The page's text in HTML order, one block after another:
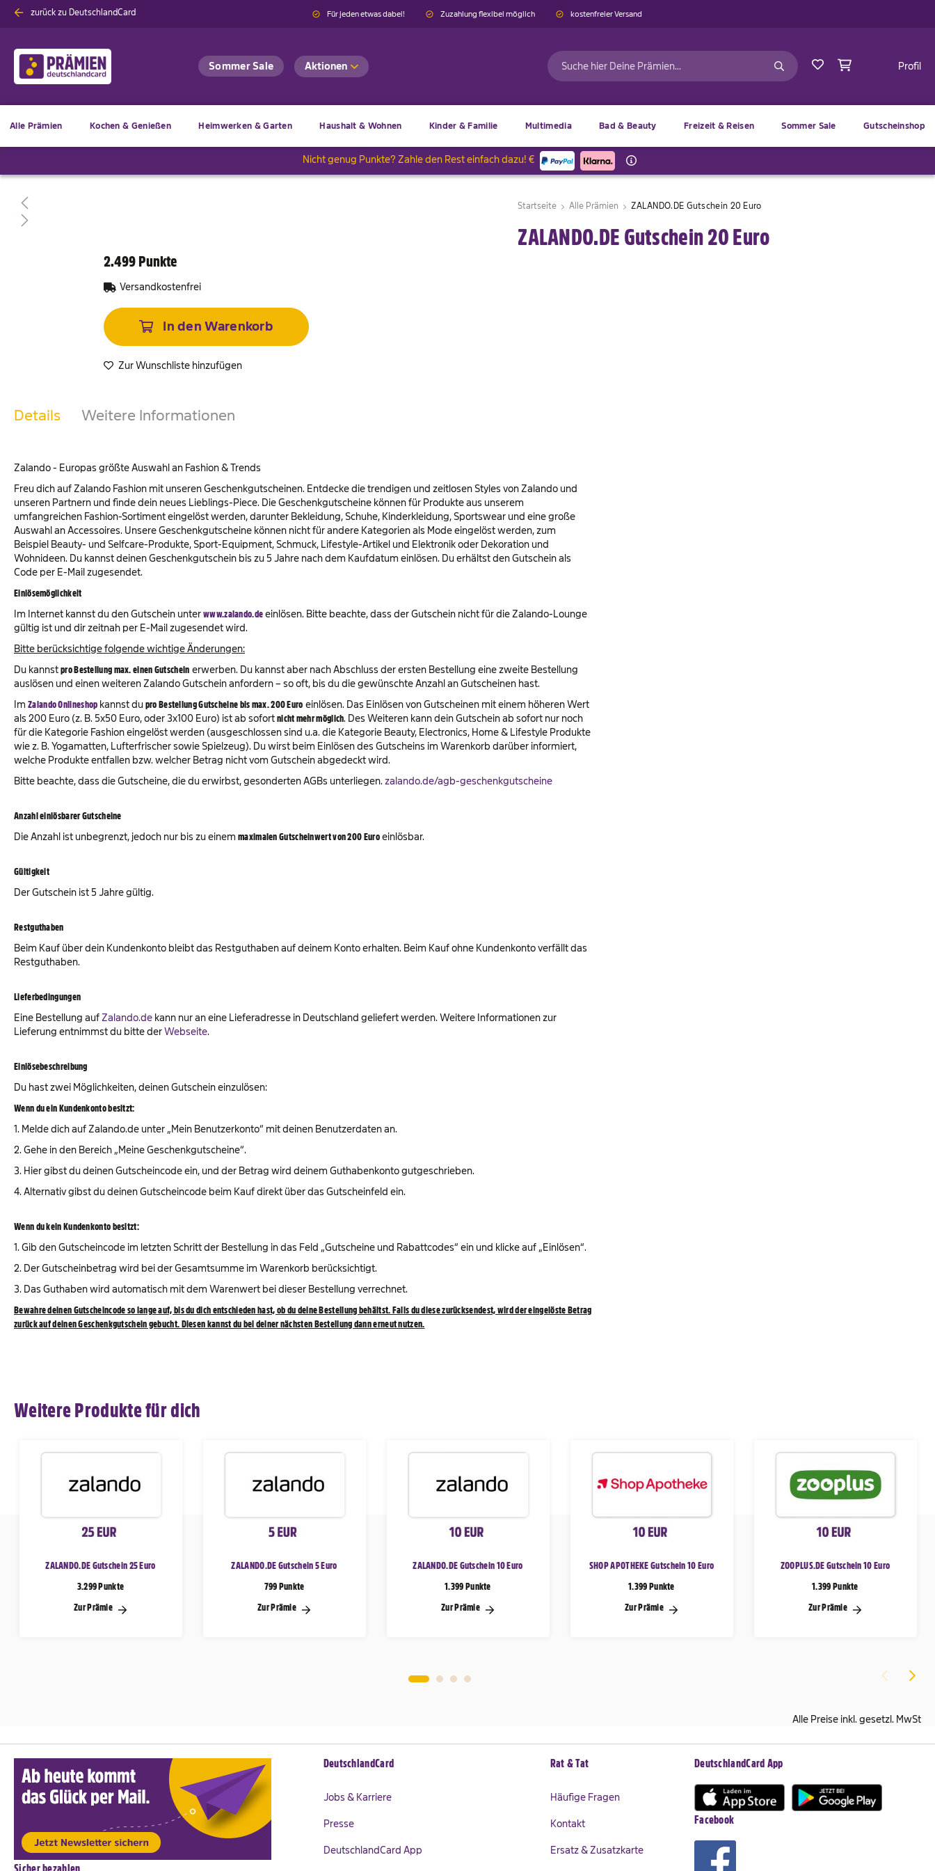
zurück zu DeutschlandCard Für jeden etwas dabei! Zuzahlung flexibel möglich kostenfreier Versand
Zum
Sommer Sale Aktionen Suche Profil
Kochen & Genießen Heimwerken & Garten Haushalt & Wohnen Kinder & Familie Multimedia Bad & Beauty Freizeit & Reisen Sommer Sale Gutscheinshop
Alle Prämien
Nicht genug Punkte? Zahle den Rest einfach dazu! €
Startseite Alle Prämien ZALANDO.DE Gutschein 20 Euro
ZALANDO.DE Gutschein 20 Euro
2.499 Punkte
Versandkostenfrei
In den Warenkorb
Zur Wunschliste hinzufügen
Details
Zalando - Europas größte Auswahl an Fashion & Trends
Freu dich auf Zalando Fashion mit unseren Geschenkgutscheinen. Entdecke die trendigen und zeitlosen Styles von Zalando und
unseren Partnern und finde dein neues Lieblings-Piece. Die Geschenkgutscheine können für Produkte aus unserem
umfangreichen Fashion-Sortiment eingelöst werden, darunter Bekleidung, Schuhe, Kinderkleidung, Sportswear und eine große
Auswahl an Accessoires. Unsere Geschenkgutscheine können nicht für andere Kategorien als Mode eingelöst werden, zum
Beispiel Beauty- und Selfcare-Produkte, Sport-Equipment, Schmuck, Lifestyle-Artikel und Elektronik oder Dekoration und
Wohnideen. Du kannst deinen Geschenkgutschein bis zu 5 Jahre nach dem Kaufdatum einlösen. Du erhältst den Gutschein als
Code per E-Mail zugesendet.
Einlösemöglichkeit
Im Internet kannst du den Gutschein unter www.zalando.de einlösen. Bitte beachte, dass der Gutschein nicht für die Zalando-Lounge
gültig ist und dir zeitnah per E-Mail zugesendet wird.
Bitte berücksichtige folgende wichtige Änderungen:
Du kannst pro Bestellung max. einen Gutschein erwerben. Du kannst aber nach Abschluss der ersten Bestellung eine zweite Bestellung
auslösen und einen weiteren Zalando Gutschein anfordern – so oft, bis du die gewünschte Anzahl an Gutscheinen hast.
Im Zalando Onlineshop kannst du pro Bestellung Gutscheine bis max. 200 Euro einlösen. Das Einlösen von Gutscheinen mit einem höheren Wert
als 200 Euro (z. B. 5x50 Euro, oder 3x100 Euro) ist ab sofort nicht mehr möglich. Des Weiteren kann dein Gutschein ab sofort nur noch
für die Kategorie Fashion eingelöst werden (ausgeschlossen sind u.a. die Kategorie Beauty, Electronics, Home & Lifestyle Produkte
wie z. B. Yogamatten, Lufterfrischer sowie Spielzeug). Du wirst beim Einlösen des Gutscheins im Warenkorb darüber informiert,
welche Produkte entfallen bzw. welcher Betrag nicht vom Gutschein abgedeckt wird.
Bitte beachte, dass die Gutscheine, die du erwirbst, gesonderten AGBs unterliegen. zalando.de/agb-geschenkgutscheine
Anzahl einlösbarer Gutscheine
Die Anzahl ist unbegrenzt, jedoch nur bis zu einem maximalen Gutscheinwert von 200 Euroeinlösbar.
Gültigkeit
Der Gutschein ist 5 Jahre gültig.
Restguthaben
Beim Kauf über dein Kundenkonto bleibt das Restguthaben auf deinem Konto erhalten. Beim Kauf ohne Kundenkonto verfällt das
Restguthaben.
Lieferbedingungen
Eine Bestellung auf Zalando.de kann nur an eine Lieferadresse in Deutschland geliefert werden. Weitere Informationen zur
Lieferung entnimmst du bitte der Webseite.
Einlösebeschreibung
Du hast zwei Möglichkeiten, deinen Gutschein einzulösen:
Wenn du ein Kundenkonto besitzt:
1. Melde dich auf Zalando.de unter „Mein Benutzerkonto“ mit deinen Benutzerdaten an.
2. Gehe in den Bereich „Meine Geschenkgutscheine“.
3. Hier gibst du deinen Gutscheincode ein, und der Betrag wird deinem Guthabenkonto gutgeschrieben.
4. Alternativ gibst du deinen Gutscheincode beim Kauf direkt über das Gutscheinfeld ein.
Wenn du kein Kundenkonto besitzt:
1. Gib den Gutscheincode im letzten Schritt der Bestellung in das Feld „Gutscheine und Rabattcodes“ ein und klicke auf „Einlösen“.
2. Der Gutscheinbetrag wird bei der Gesamtsumme im Warenkorb berücksichtigt.
3. Das Guthaben wird automatisch mit dem Warenwert bei dieser Bestellung verrechnet.
Bewahre deinen Gutscheincode so lange auf, bis du dich entschieden hast, ob du deine Bestellung behältst. Falls du diese zurücksendest, wird der eingelöste Betrag
zurück auf deinen Geschenkgutschein gebucht. Diesen kannst du bei deiner nächsten Bestellung dann erneut nutzen.
Weitere Informationen
Weitere Produkte für dich
ZALANDO.DE Gutschein 25 Euro
3.299 Punkte
Zur Prämie
ZALANDO.DE Gutschein 5 Euro
799 Punkte
Zur Prämie
ZALANDO.DE Gutschein 10 Euro
1.399 Punkte
Zur Prämie
SHOP APOTHEKE Gutschein 10 Euro
1.399 Punkte
Zur Prämie
ZOOPLUS.DE Gutschein 10 Euro
1.399 Punkte
Zur Prämie
Alle Preise inkl. gesetzl. MwSt
DeutschlandCard
Jobs & Karriere
Presse
DeutschlandCard App
Rat & Tat
Häufige Fragen
Kontakt
Ersatz & Zusatzkarte
DeutschlandCard App
Facebook